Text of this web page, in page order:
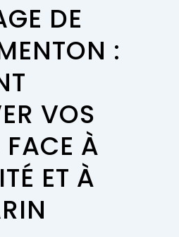
DE
:
VOS
FACE À
ET À